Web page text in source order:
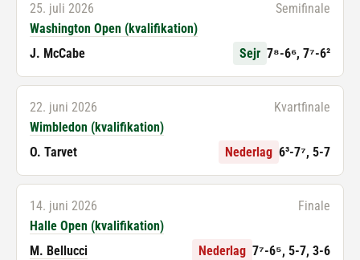
25. juli 2026
Semifinale
Washington Open (kvalifikation)
J. McCabe
Sejr 7⁸-6⁶, 7⁷-6²
22. juni 2026
Kvartfinale
Wimbledon (kvalifikation)
O. Tarvet
Nederlag 6³-7⁷, 5-7
14. juni 2026
Finale
Halle Open (kvalifikation)
M. Bellucci
Nederlag 7⁷-6⁵, 5-7, 3-6